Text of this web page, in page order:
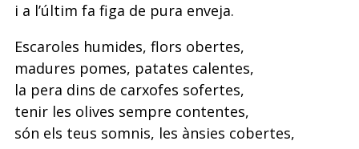
i a l’últim fa figa de pura enveja.
Escaroles humides, flors obertes,
madures pomes, patates calentes,
la pera dins de carxofes sofertes,
tenir les olives sempre contentes,
són els teus somnis, les ànsies cobertes,